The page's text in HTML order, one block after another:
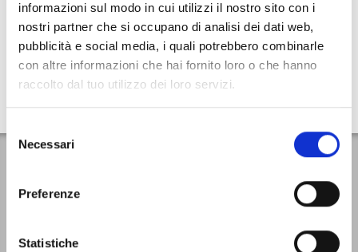
informazioni sul modo in cui utilizzi il nostro sito con i
nostri partner che si occupano di analisi dei dati web,
pubblicità e social media, i quali potrebbero combinarle
con altre informazioni che hai fornito loro o che hanno
raccolto dal tuo utilizzo dei loro servizi.
delNecessari
Preferenze
Statistiche
XS/S M/L XL/2XL
SIXS
SOTTOGUANTI 4 STAGIONI BLACK CARBON
€ 33,00
€ 28,05
XS/S M/L XL/2XL
OJ
€ 20,00 € 17,00
, accetto di ricevere la newsletter ai sensi del
Regolamento UE 2016/679 (GDPR)